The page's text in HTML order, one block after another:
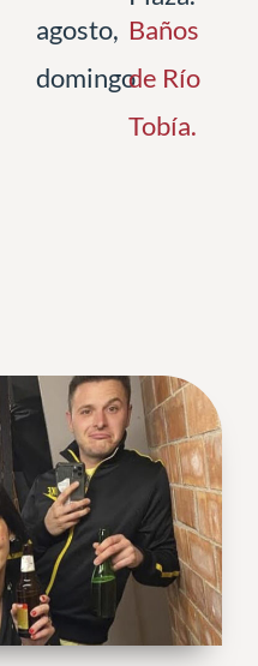
agosto,
domingo
Baños
de Río
Tobía.